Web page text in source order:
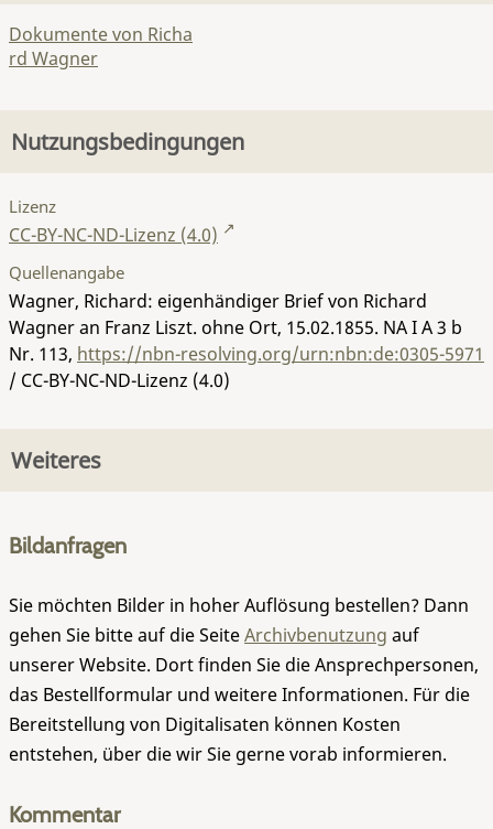
Dokumente von Richa
rd Wagner
Nutzungsbedingungen
Lizenz
CC-BY-NC-ND-Lizenz (4.0)
Quellenangabe
Wagner, Richard: eigenhändiger Brief von Richard
Wagner an Franz Liszt. ohne Ort, 15.02.1855. NA I A 3 b
Nr. 113, https://nbn-resolving.org/urn:nbn:de:0305-5971
/ CC-BY-NC-ND-Lizenz (4.0)
Weiteres
Bildanfragen
Sie möchten Bilder in hoher Auflösung bestellen? Dann
gehen Sie bitte auf die SeiteArchivbenutzung auf
unserer Website. Dort finden Sie die Ansprechpersonen,
das Bestellformular und weitere Informationen. Für die
Bereitstellung von Digitalisaten können Kosten
entstehen, über die wir Sie gerne vorab informieren.
Kommentar